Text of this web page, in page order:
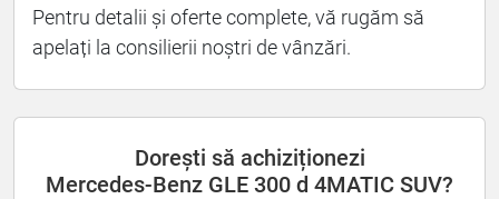
Pentru detalii și oferte complete, vă rugăm să
apelați la consilierii noștri de vânzări.
Dorești să achiziționezi
Mercedes-Benz GLE 300 d 4MATIC SUV?